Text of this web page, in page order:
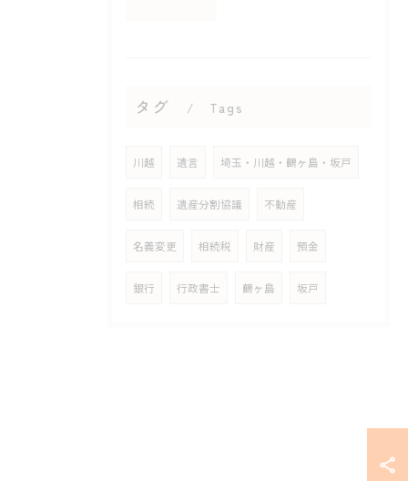
タグ Tags
川越 遺言 埼玉・川越・鶴ヶ島・坂戸
相続 遺産分割協議 不動産
名義変更 相続税 財産 預金
銀行 行政書士 鶴ヶ島 坂戸